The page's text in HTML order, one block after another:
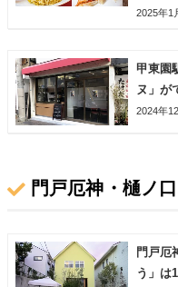
2025年1
甲東園
ヌ」が
2024年
門戸厄神・樋ノ
門戸厄
う」は